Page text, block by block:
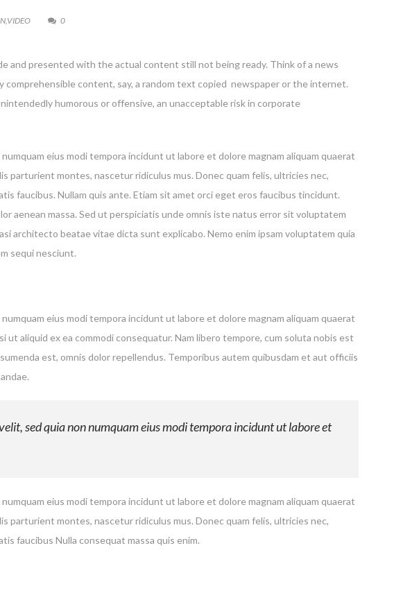
,VIDEO 0
and presented with the actual content still not being ready. Think of a news
content, say, a random text copied newspaper or the internet.
humorous or offensive, an unacceptable risk in corporate
eius modi tempora incidunt ut labore et dolore magnam aliquam quaerat
parturient montes, nascetur ridiculus mus. Donec quam felis, ultricies nec,
faucibus. Nullam quis ante. Etiam sit amet orci eget eros faucibus tincidunt.
aenean massa. Sed ut perspiciatis unde omnis iste natus error sit voluptatem
architecto beatae vitae dicta sunt explicabo. Nemo enim ipsam voluptatem quia
sequi nesciunt.
eius modi tempora incidunt ut labore et dolore magnam aliquam quaerat
aliquid ex ea commodi consequatur. Nam libero tempore, cum soluta nobis est
est, omnis dolor repellendus. Temporibus autem quibusdam et aut officiis
sed quia non numquam eius modi tempora incidunt ut labore et
eius modi tempora incidunt ut labore et dolore magnam aliquam quaerat
parturient montes, nascetur ridiculus mus. Donec quam felis, ultricies nec,
faucibus Nulla consequat massa quis enim.